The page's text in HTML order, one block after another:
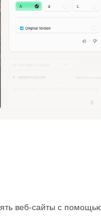
веб-сайты с